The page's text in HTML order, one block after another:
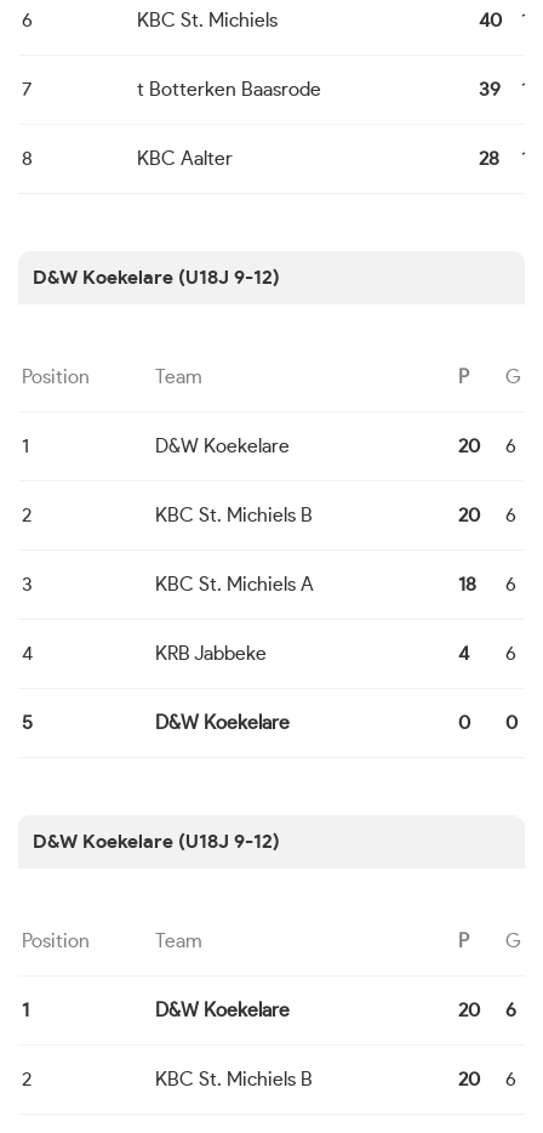
6 KBC St. Michiels 40 14
7 t Botterken Baasrode 39 14
8 KBC Aalter 28 14
D&W Koekelare (U18J 9-12)
Position Team P G
1 D&W Koekelare 20 6
2 KBC St. Michiels B 20 6
3 KBC St. Michiels A 18 6
4 KRB Jabbeke 4 6
5 D&W Koekelare 0 0
D&W Koekelare (U18J 9-12)
Position Team P G
1 D&W Koekelare 20 6
2 KBC St. Michiels B 20 6